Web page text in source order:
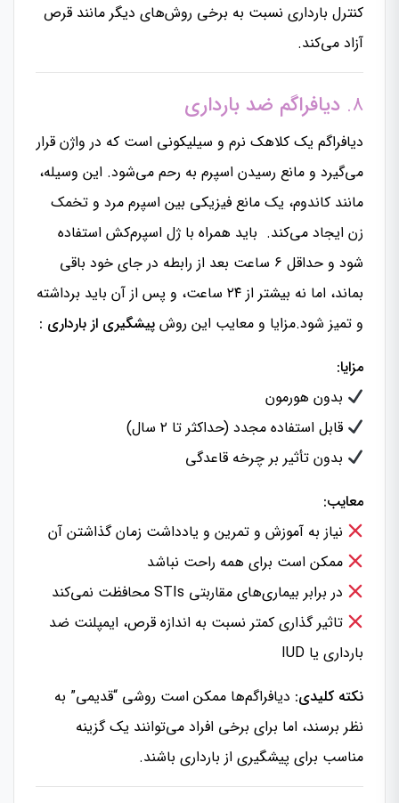
کنترل بارداری نسبت به برخی روش‌های دیگر مانند قرص
آزاد می‌کند.
۸. دیافراگم ضد بارداری
دیافراگم یک کلاهک نرم و سیلیکونی است که در واژن قرار
می‌گیرد و مانع رسیدن اسپرم به رحم می‌شود. این وسیله،
مانند کاندوم، یک مانع فیزیکی بین اسپرم مرد و تخمک
زن ایجاد می‌کند. باید همراه با ژل اسپرم‌کش استفاده
شود و حداقل ۶ ساعت بعد از رابطه در جای خود باقی
بماند، اما نه بیشتر از ۲۴ ساعت، و پس از آن باید برداشته
و تمیز شود.مزایا و معایب این روش پیشگیری از بارداری :
مزایا:
بدون هورمون
قابل استفاده مجدد (حداکثر تا ۲ سال)
بدون تأثیر بر چرخه قاعدگی
معایب:
نیاز به آموزش و تمرین و یادداشت زمان گذاشتن آن
ممکن است برای همه راحت نباشد
در برابر بیماری‌های مقاربتی STIs محافظت نمی‌کند
تاثیر گذاری کمتر نسبت به اندازه قرص، ایمپلنت ضد
بارداری یا IUD
نکته کلیدی: دیافراگم‌ها ممکن است روشی “قدیمی” به
نظر برسند، اما برای برخی افراد می‌توانند یک گزینه
مناسب برای پیشگیری از بارداری باشند.